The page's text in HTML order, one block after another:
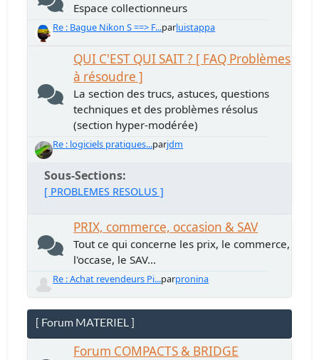
Espace collectionneurs
Re : Bague Nikon S ==> F...parluistappa
QUI C'EST QUI SAIT ? [ FAQ Problèmes
à résoudre ]
La section des trucs, astuces, questions
techniques et des problèmes résolus
(section hyper-modérée)
Re : logiciels pratiques...parjdm
Sous-Sections
[ PROBLEMES RESOLUS ]
PRIX, commerce, occasion & SAV
Tout ce qui concerne les prix, le commerce,
l'occase, le SAV...
Re : Achat revendeurs Pi...parpronina
[ Forum MATERIEL ]
Forum COMPACTS & BRIDGE